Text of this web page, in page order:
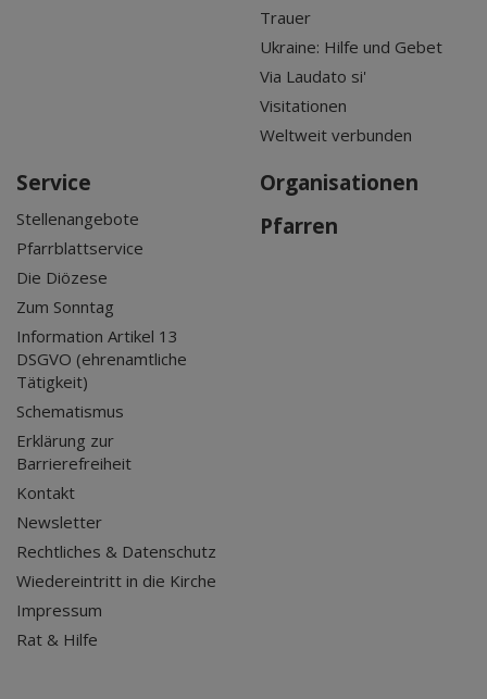
Trauer
Ukraine: Hilfe und Gebet
Via Laudato si'
Visitationen
Weltweit verbunden
Service
Stellenangebote
Pfarrblattservice
Die Diözese
Zum Sonntag
Information Artikel 13
DSGVO (ehrenamtliche
Tätigkeit)
Schematismus
Erklärung zur
Barrierefreiheit
Kontakt
Newsletter
Rechtliches & Datenschutz
Wiedereintritt in die Kirche
Impressum
Rat & Hilfe
Organisationen
Pfarren